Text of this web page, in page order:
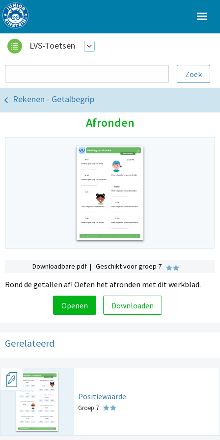
LVS-Toetsen
Rekenen - Getalbegrip
Afronden
Downloadbare pdf | Geschikt voor groep 7
Rond de getallen af! Oefen het afronden met dit werkblad.
Openen Downloaden
Gerelateerd
Positiewaarde
Groep 7